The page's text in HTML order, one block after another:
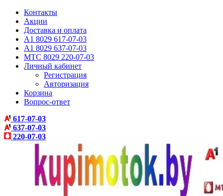
Контакты
Акции
Доставка и оплата
A1 8029 617-07-03
A1 8029 637-07-03
МТС 8029 220-07-03
Личный кабинет
Регистрация
Авторизация
Корзина
Вопрос-ответ
617-07-03
637-07-03
220-07-03